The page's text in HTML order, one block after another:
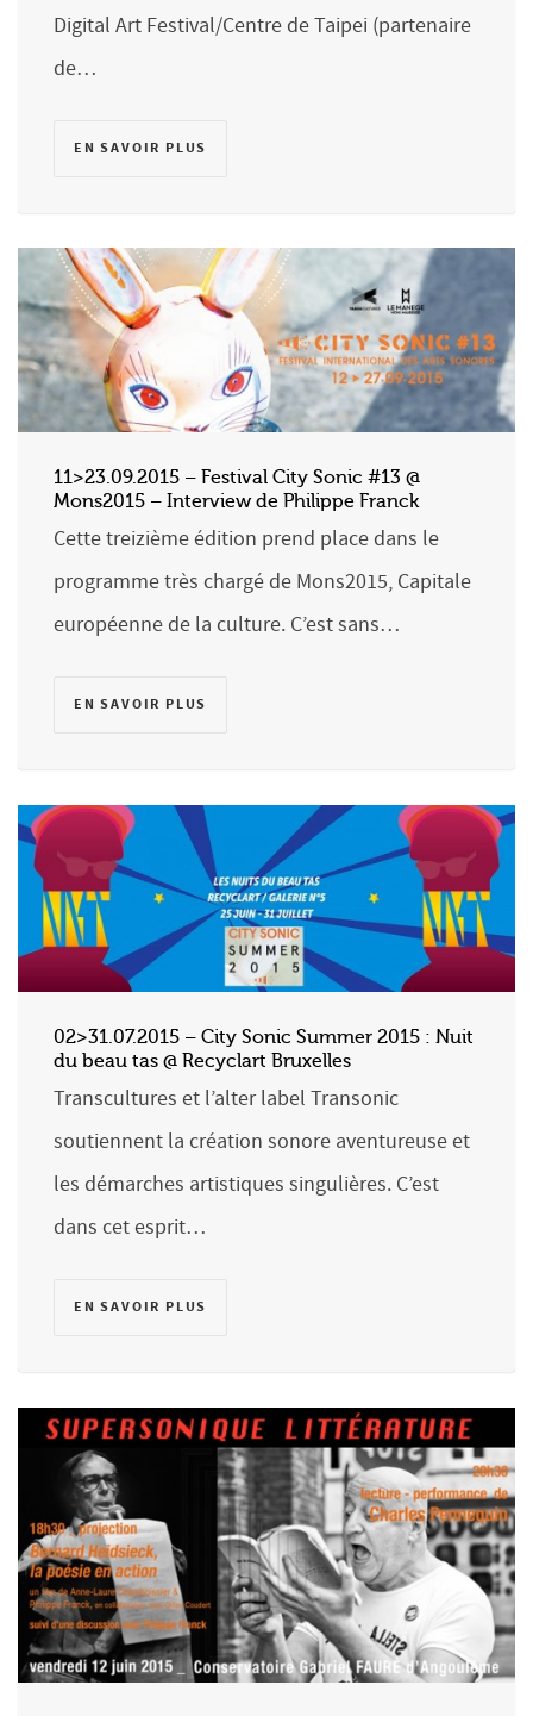
Digital Art Festival/Centre de Taipei (partenaire
de…
EN SAVOIR PLUS
11>23.09.2015 – Festival City Sonic #13 @
Mons2015 – Interview de Philippe Franck
Cette treizième édition prend place dans le
programme très chargé de Mons2015, Capitale
européenne de la culture. C’est sans…
EN SAVOIR PLUS
02>31.07.2015 – City Sonic Summer 2015 : Nuit
du beau tas @ Recyclart Bruxelles
Transcultures et l’alter label Transonic
soutiennent la création sonore aventureuse et
les démarches artistiques singulières. C’est
dans cet esprit…
EN SAVOIR PLUS